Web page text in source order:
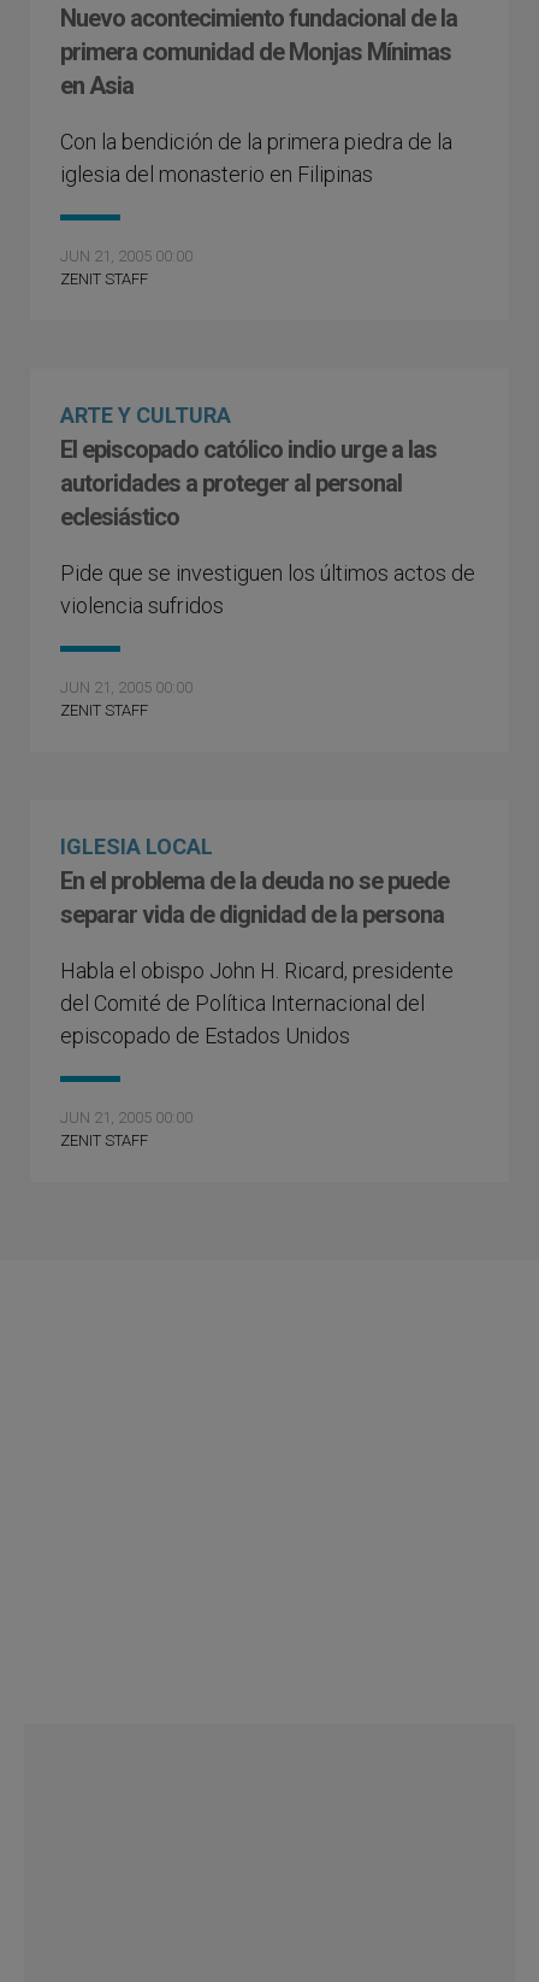
Nuevo acontecimiento fundacional de la
primera comunidad de Monjas Mínimas
en Asia
Con la bendición de la primera piedra de la
iglesia del monasterio en Filipinas
JUN 21, 2005 00:00
ZENIT STAFF
ARTE Y CULTURA
El episcopado católico indio urge a las
autoridades a proteger al personal
eclesiástico
Pide que se investiguen los últimos actos de
violencia sufridos
JUN 21, 2005 00:00
ZENIT STAFF
IGLESIA LOCAL
En el problema de la deuda no se puede
separar vida de dignidad de la persona
Habla el obispo John H. Ricard, presidente
del Comité de Política Internacional del
episcopado de Estados Unidos
JUN 21, 2005 00:00
ZENIT STAFF